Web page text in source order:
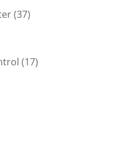
(37)
(17)